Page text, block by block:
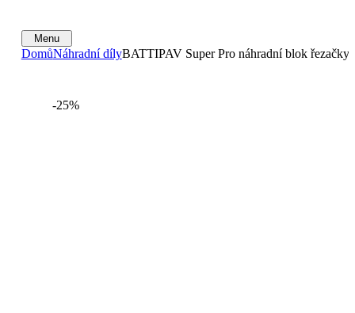
Menu
DomůNáhradní dílyBATTIPAV Super Pro náhradní blok řezačky
-25%